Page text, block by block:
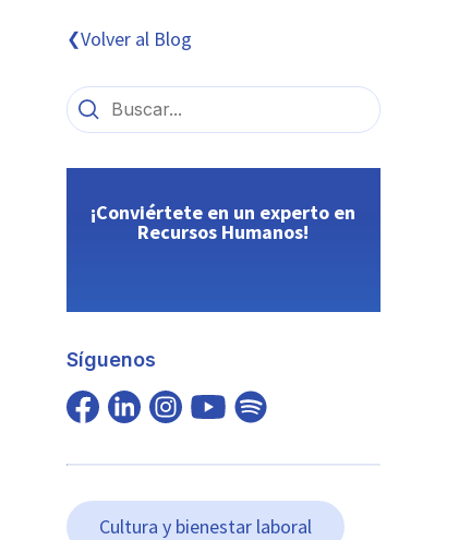
❮Volver al Blog
¡Conviértete en un experto en
Recursos Humanos!
Síguenos
Cultura y bienestar laboral